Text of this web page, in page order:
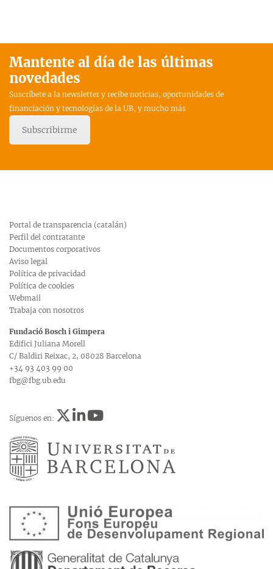
Mantente al día de las últimas
novedades
Suscríbete a la newsletter y recibe noticias, oportunidades de
financiación y tecnologías de la UB, y mucho más
Subscribirme
Portal de transparencia (catalán)
Perfil del contratante
Documentos corporativos
Aviso legal
Política de privacidad
Política de cookies
Webmail
Trabaja con nosotros
Fundació Bosch i Gimpera
Edifici Juliana Morell
C/ Baldiri Reixac, 2, 08028 Barcelona
+34 93 403 99 00
fbg@fbg.ub.edu
Síguenos en: